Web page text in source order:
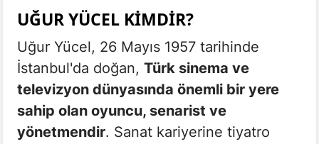
UĞUR YÜCEL KIMDIR?
Uğur Yücel, 26 Mayıs 1957 tarihinde
İstanbul'da doğan, Türk sinema ve
televizyon dünyasında önemli bir yere
sahip olan oyuncu, senarist ve
yönetmendir. Sanat kariyerine tiyatro